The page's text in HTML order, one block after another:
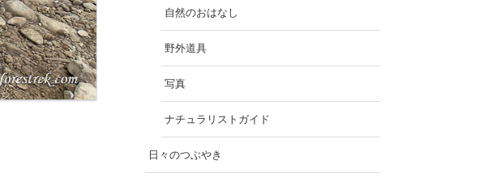
自然のおはなし
野外道具
写真
ナチュラリストガイド
日々のつぶやき